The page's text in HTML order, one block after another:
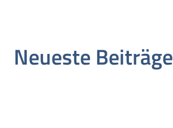
Neueste Beiträge